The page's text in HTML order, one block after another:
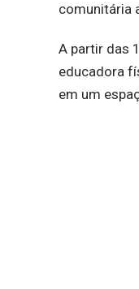
comunitária
A partir das
educadora
em um